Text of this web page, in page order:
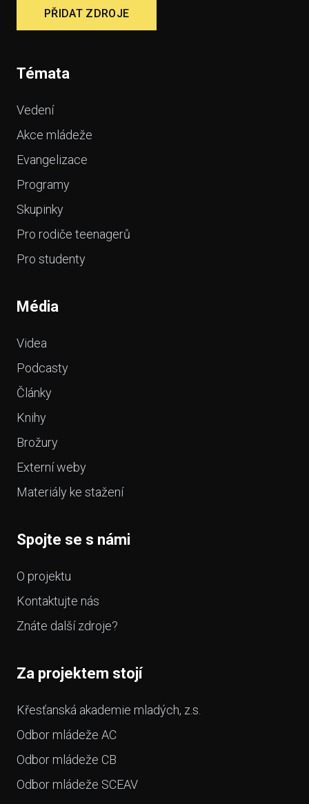
PŘIDAT ZDROJE
Témata
Vedení
Akce mládeže
Evangelizace
Programy
Skupinky
Pro rodiče teenagerů
Pro studenty
Média
Videa
Podcasty
Články
Knihy
Brožury
Externí weby
Materiály ke stažení
Spojte se s námi
O projektu
Kontaktujte nás
Znáte další zdroje?
Za projektem stojí
Křesťanská akademie mladých, z.s.
Odbor mládeže AC
Odbor mládeže CB
Odbor mládeže SCEAV